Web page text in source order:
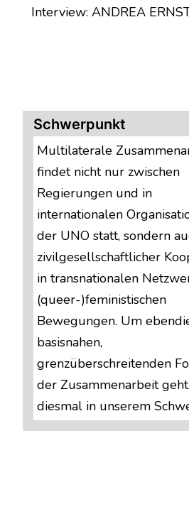
Interview: ANDREA
Schwerpunkt
Multilaterale
findet nicht nur zwischen
Regierungen und in
internationalen
der UNO statt, sondern
zivilgesellschaftlicher
in transnationalen
(queer-)feministischen
Bewegungen. Um
basisnahen,
grenzüberschreitenden
der Zusammenarbeit
diesmal in unserem